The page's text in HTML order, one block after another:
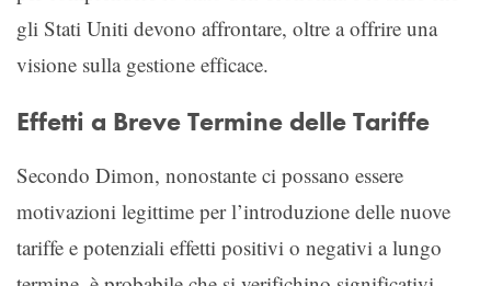
gli Stati Uniti devono affrontare, oltre a offrire una
visione sulla gestione efficace.
Effetti a Breve Termine delle Tariffe
Secondo Dimon, nonostante ci possano essere
motivazioni legittime per l’introduzione delle nuove
tariffe e potenziali effetti positivi o negativi a lungo